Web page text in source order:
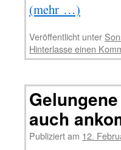
(mehr …)
Veröffentlicht unter
Hinterlasse einen
auch
Publiziert am 12.